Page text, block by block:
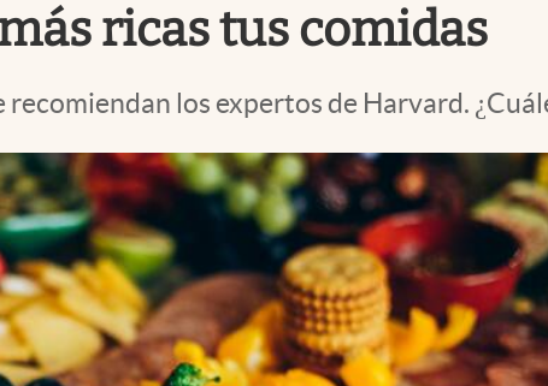
ricas tus comidas
los expertos de Harvard.